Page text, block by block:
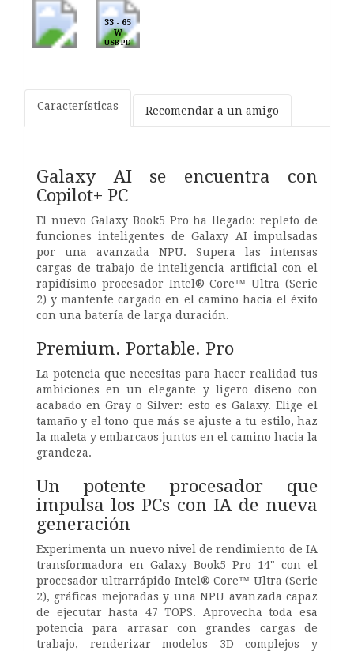
33 - 65
W
USB PD
Características Recomendar a un amigo
Galaxy AI se encuentra con
Copilot+ PC
El nuevo Galaxy Book5 Pro ha llegado: repleto de
funciones inteligentes de Galaxy AI impulsadas
por una avanzada NPU. Supera las intensas
cargas de trabajo de inteligencia artificial con el
rapidísimo procesador Intel® Core™ Ultra (Serie
2) y mantente cargado en el camino hacia el éxito
con una batería de larga duración.
Premium. Portable. Pro
La potencia que necesitas para hacer realidad tus
ambiciones en un elegante y ligero diseño con
acabado en Gray o Silver: esto es Galaxy. Elige el
tamaño y el tono que más se ajuste a tu estilo, haz
la maleta y embarcaos juntos en el camino hacia la
grandeza.
Un potente procesador que
impulsa los PCs con IA de nueva
generación
Experimenta un nuevo nivel de rendimiento de IA
transformadora en Galaxy Book5 Pro 14" con el
procesador ultrarrápido Intel® Core™ Ultra (Serie
2), gráficas mejoradas y una NPU avanzada capaz
de ejecutar hasta 47 TOPS. Aprovecha toda esa
potencia para arrasar con grandes cargas de
trabajo, renderizar modelos 3D complejos y